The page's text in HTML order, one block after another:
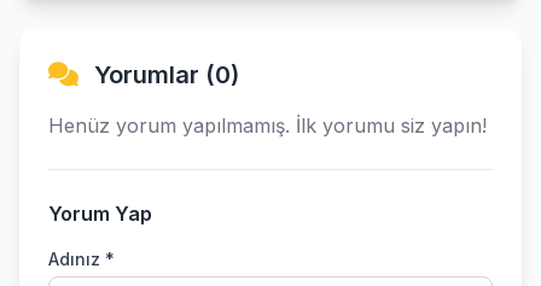
Yorumlar (0)
Henüz yorum yapılmamış. İlk yorumu siz yapın!
Yorum Yap
Adınız *